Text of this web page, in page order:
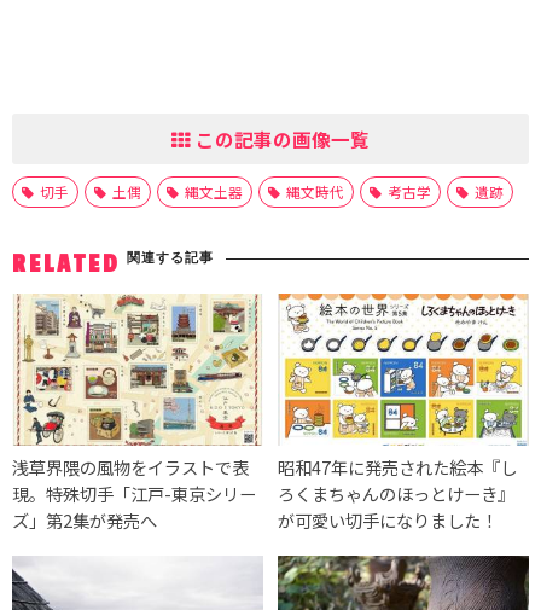
この記事の画像一覧
切手 土偶 縄文土器 縄文時代 考古学 遺跡
RELATED 関連する記事
浅草界隈の風物をイラストで表
現。特殊切手「江戸-東京シリー
ズ」第2集が発売へ
昭和47年に発売された絵本『し
ろくまちゃんのほっとけーき』
が可愛い切手になりました！